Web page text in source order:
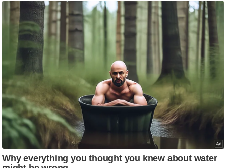
चा
स
मी
ध
र्म
ज्यो
ति
ष